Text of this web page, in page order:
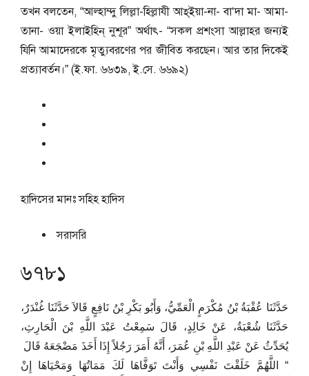
তখন বলতেন, “আল্হাম্দু লিল্লা-হিল্লাযী আহ্ইয়া-না- বা‘দা মা- আমা-
তানা- ওয়া ইলাইহিন্ নুশূর” অর্থাৎ- “সকল প্রশংসা আল্লাহর জন্যই
যিনি আমাদেরকে মৃত্যুবরণের পর জীবিত করছেন। আর তার দিকেই
প্রত্যাবর্তন।” (ই.ফা. ৬৬৩৯, ই.সে. ৬৬৯২)
হাদিসের মানঃসহিহ হাদিস
সরাসরি
৬৭৮১
حَدَّثَنَا عُقْبَةُ بْنُ مُكْرَمٍ الْعَمِّيُّ، وَأَبُو بَكْرِ بْنُ نَافِعٍ قَالاَ حَدَّثَنَا غُنْدَرٌ،
حَدَّثَنَا شُعْبَةُ، عَنْ خَالِدٍ، قَالَ سَمِعْتُ عَبْدَ اللَّهِ بْنَ الْحَارِثِ،
يُحَدِّثُ عَنْ عَبْدِ اللَّهِ بْنِ عُمَرَ، أَنَّهُ أَمَرَ رَجُلاً إِذَا أَخَذَ مَضْجَعَهُ قَالَ ‏
“‏ اللَّهُمَّ خَلَقْتَ نَفْسِي وَأَنْتَ تَوَفَّاهَا لَكَ مَمَاتُهَا وَمَحْيَاهَا إِنْ